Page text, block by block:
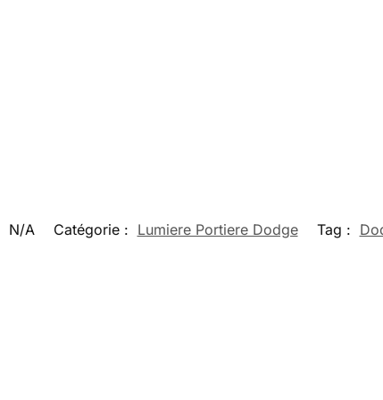
N/A Catégorie : Lumiere Portiere Dodge Tag :